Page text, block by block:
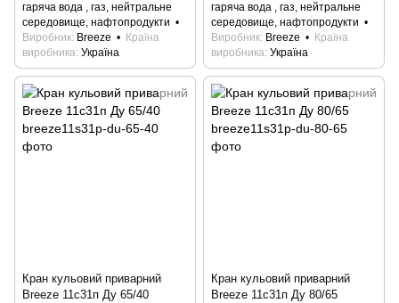
гаряча вода , газ, нейтральне
середовище, нафтопродукти
Виробник Breeze
Країна
виробника Україна
гаряча вода , газ, нейтральне
середовище, нафтопродукти
Виробник Breeze
Країна
виробника Україна
Кран кульовий приварний
Breeze 11с31п Ду 65/40
Кран кульовий приварний
Breeze 11с31п Ду 80/65